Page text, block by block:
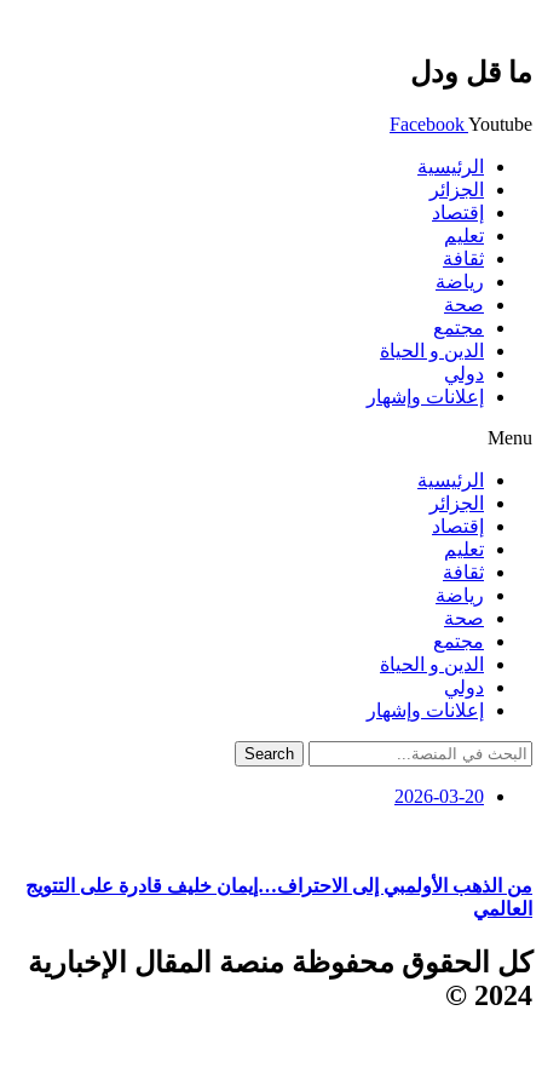
ما قل ودل
FacebookYoutube
الرئيسية
الجزائر
إقتصاد
تعليم
ثقافة
رياضة
صحة
مجتمع
الدين و الحياة
دولي
إعلانات وإشهار
Menu
الرئيسية
الجزائر
إقتصاد
تعليم
ثقافة
رياضة
صحة
مجتمع
الدين و الحياة
دولي
إعلانات وإشهار
Search
2026-03-20
من الذهب الأولمبي إلى الاحتراف…إيمان خليف قادرة على التتويج
العالمي
كل الحقوق محفوظة منصة المقال الإخبارية
2024 ©